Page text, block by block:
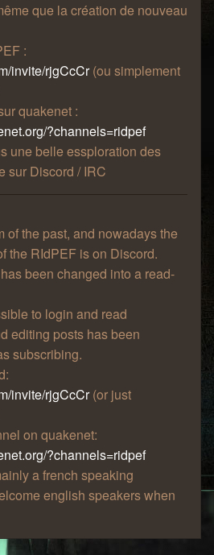
que la création de nouveau
:
invite/rjgCcCr(ou simplement
quakenet :
?channels=ridpef
une belle essploration des
sur Discord / IRC
of the past, and nowadays the
the RIdPEF is on Discord.
been changed into a read-
to login and read
editing posts has been
subscribing.
invite/rjgCcCr(or just
on quakenet:
?channels=ridpef
a french speaking
english speakers when
de cette session